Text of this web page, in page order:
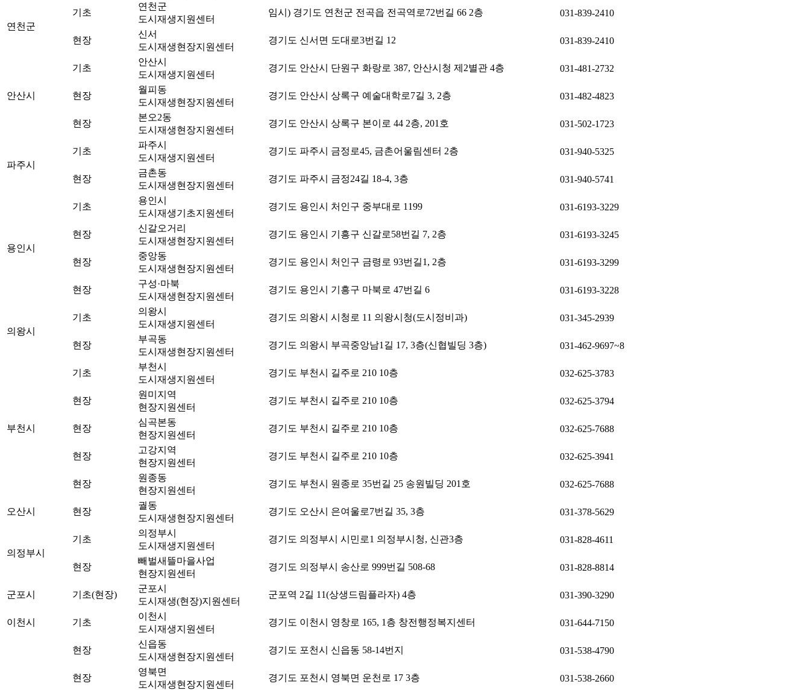
연천군
기초
연천군
도시재생지원센터
임시) 경기도 연천군 전곡읍 전곡역로72번길 66 2층 031-839-2410
현장
신서
도시재생현장지원센터
경기도 신서면 도대로3번길 12 031-839-2410
안산시
기초
안산시
도시재생지원센터
경기도 안산시 단원구 화랑로 387, 안산시청 제2별관 4층 031-481-2732
현장
월피동
도시재생현장지원센터
경기도 안산시 상록구 예술대학로7길 3, 2층 031-482-4823
현장
본오2동
도시재생현장지원센터
경기도 안산시 상록구 본이로 44 2층, 201호 031-502-1723
파주시
기초
파주시
도시재생지원센터
경기도 파주시 금정로45, 금촌어울림센터 2층 031-940-5325
현장
금촌동
도시재생현장지원센터
경기도 파주시 금정24길 18-4, 3층 031-940-5741
용인시
기초
용인시
도시재생기초지원센터
경기도 용인시 처인구 중부대로 1199 031-6193-3229
현장
신갈오거리
도시재생현장지원센터
경기도 용인시 기흥구 신갈로58번길 7, 2층 031-6193-3245
현장
중앙동
도시재생현장지원센터
경기도 용인시 처인구 금령로 93번길1, 2층 031-6193-3299
현장
구성·마북
도시재생현장지원센터
경기도 용인시 기흥구 마북로 47번길 6 031-6193-3228
의왕시
기초
의왕시
도시재생지원센터
경기도 의왕시 시청로 11 의왕시청(도시정비과) 031-345-2939
현장
부곡동
도시재생현장지원센터
경기도 의왕시 부곡중앙남1길 17, 3층(신협빌딩 3층) 031-462-9697~8
부천시
기초
부천시
도시재생지원센터
경기도 부천시 길주로 210 10층 032-625-3783
현장
원미지역
현장지원센터
경기도 부천시 길주로 210 10층 032-625-3794
현장
심곡본동
현장지원센터
경기도 부천시 길주로 210 10층 032-625-7688
현장
고강지역
현장지원센터
경기도 부천시 길주로 210 10층 032-625-3941
현장
원종동
현장지원센터
경기도 부천시 원종로 35번길 25 송원빌딩 201호 032-625-7688
오산시 현장
궐동
도시재생현장지원센터
경기도 오산시 은여울로7번길 35, 3층 031-378-5629
의정부시
기초
의정부시
도시재생지원센터
경기도 의정부시 시민로1 의정부시청, 신관3층 031-828-4611
현장
빼벌새뜰마을사업
현장지원센터
경기도 의정부시 송산로 999번길 508-68 031-828-8814
군포시 기초(현장)
군포시
도시재생(현장)지원센터
군포역 2길 11(상생드림플라자) 4층 031-390-3290
이천시 기초
이천시
도시재생지원센터
경기도 이천시 영창로 165, 1층 창전행정복지센터 031-644-7150
현장
신읍동
도시재생현장지원센터
경기도 포천시 신읍동 58-14번지 031-538-4790
현장
영북면
도시재생현장지원센터
경기도 포천시 영북면 운천로 17 3층 031-538-2660